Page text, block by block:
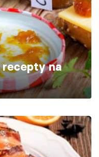
recepty na